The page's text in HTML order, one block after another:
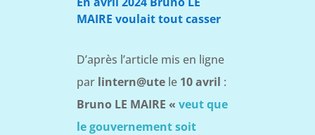
MAIRE voulait tout casser
D’après l’article mis en ligne
par lintern@ute le 10 avril :
Bruno LE MAIRE «veut que
le gouvernement soit